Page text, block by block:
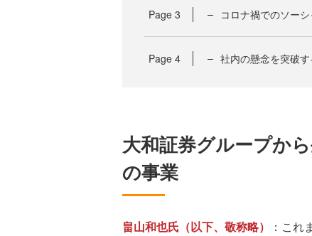
Page 3 コロナ禍でのソー
Page 4 社内の懸念を突破
大和証券グループか
の事業
畠山和也氏（以下、敬称略）
：こ